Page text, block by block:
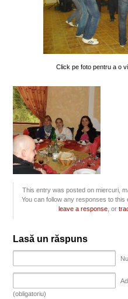
Click pe foto pentru a o
This entry was posted on miercuri,
You can follow any responses to this
leave a response , or
Lasă un răspuns
(obligatoriu)